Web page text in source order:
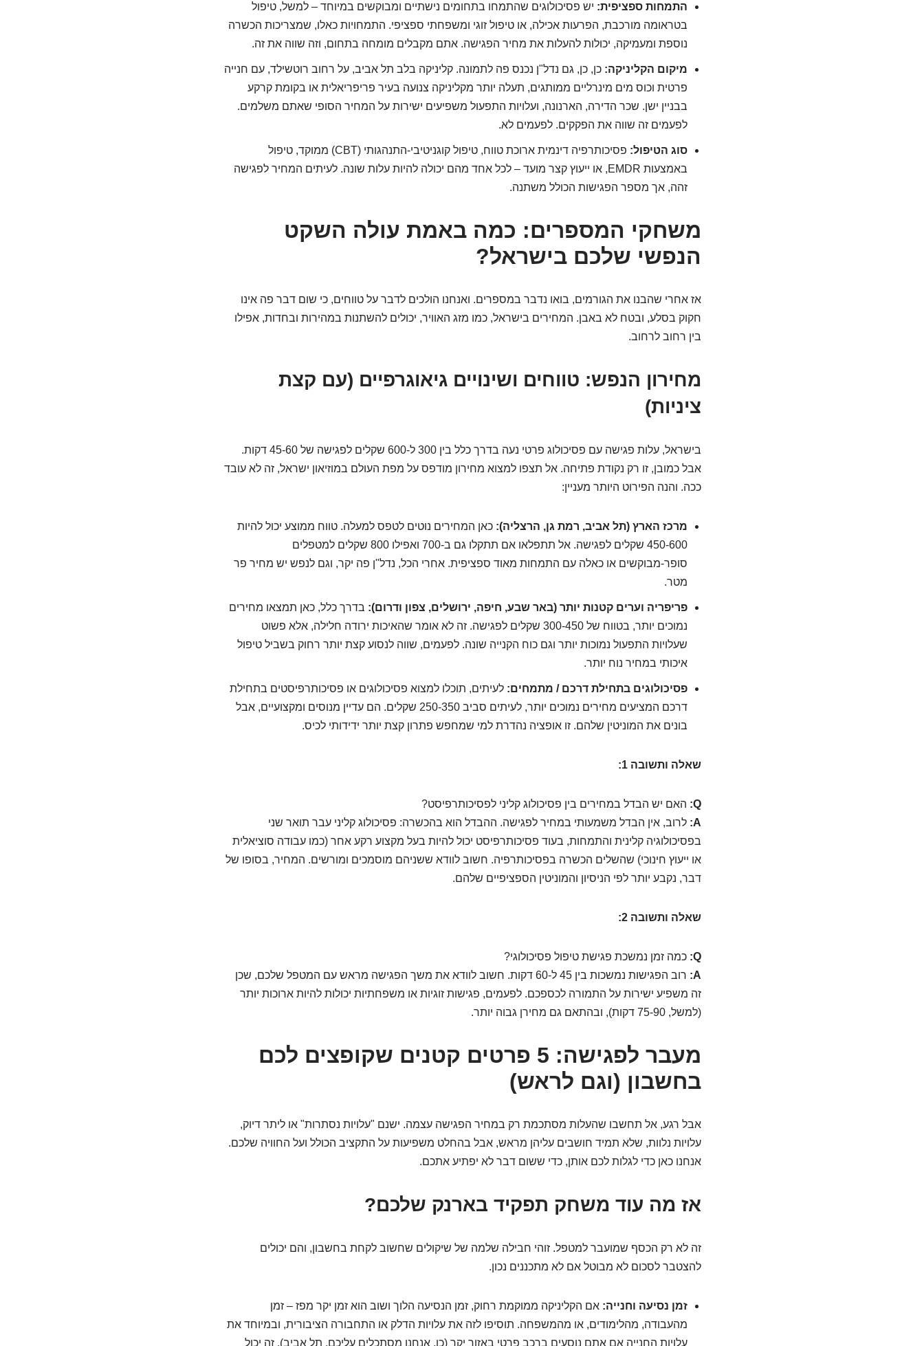
התמחות ספציפית: יש פסיכולוגים שהתמחו בתחומים נישתיים ומבוקשים במיוחד – למשל, טיפול
בטראומה מורכבת, הפרעות אכילה, או טיפול זוגי ומשפחתי ספציפי. התמחויות כאלו, שמצריכות הכשרה
נוספת ומעמיקה, יכולות להעלות את מחיר הפגישה. אתם מקבלים מומחה בתחום, וזה שווה את זה.
מיקום הקליניקה: כן, כן, גם נדל"ן נכנס פה לתמונה. קליניקה בלב תל אביב, על רחוב רוטשילד, עם חנייה
פרטית וכוס מים מינרליים ממותגים, תעלה יותר מקליניקה צנועה בעיר פריפריאלית או בקומת קרקע
בבניין ישן. שכר הדירה, הארנונה, ועלויות התפעול משפיעים ישירות על המחיר הסופי שאתם משלמים.
לפעמים זה שווה את הפקקים. לפעמים לא.
סוג הטיפול:
פסיכותרפיה דינמית ארוכת טווח, טיפול קוגניטיבי-התנהגותי (CBT) ממוקד, טיפול
באמצעות EMDR, או ייעוץ קצר מועד – לכל אחד מהם יכולה להיות עלות שונה. לעיתים המחיר לפגישה
זהה, אך מספר הפגישות הכולל משתנה.
משחקי המספרים: כמה באמת עולה השקט
הנפשי שלכם בישראל?
אז אחרי שהבנו את הגורמים, בואו נדבר במספרים. ואנחנו הולכים לדבר על טווחים, כי שום דבר פה אינו
חקוק בסלע, ובטח לא באבן. המחירים בישראל, כמו מזג האוויר, יכולים להשתנות במהירות ובחדות, אפילו
בין רחוב לרחוב.
מחירון הנפש: טווחים ושינויים גיאוגרפיים (עם קצת
ציניות)
בישראל, עלות פגישה עם פסיכולוג פרטי נעה בדרך כלל בין 300 ל-600 שקלים לפגישה של 45-60 דקות.
אבל כמובן, זו רק נקודת פתיחה. אל תצפו למצוא מחירון מודפס על מפת העולם במוזיאון ישראל, זה לא עובד
ככה. והנה הפירוט היותר מעניין:
מרכז הארץ (תל אביב, רמת גן, הרצליה): כאן המחירים נוטים לטפס למעלה. טווח ממוצע יכול להיות
450-600 שקלים לפגישה. אל תתפלאו אם תתקלו גם ב-700 ואפילו 800 שקלים למטפלים
סופר-מבוקשים או כאלה עם התמחות מאוד ספציפית. אחרי הכל, נדל"ן פה יקר, וגם לנפש יש מחיר פר
מטר.
פריפריה וערים קטנות יותר (באר שבע, חיפה, ירושלים, צפון ודרום): בדרך כלל, כאן תמצאו מחירים
נמוכים יותר, בטווח של 300-450 שקלים לפגישה. זה לא אומר שהאיכות ירודה חלילה, אלא פשוט
שעלויות התפעול נמוכות יותר וגם כוח הקנייה שונה. לפעמים, שווה לנסוע קצת יותר רחוק בשביל טיפול
איכותי במחיר נוח יותר.
פסיכולוגים בתחילת דרכם / מתמחים: לעיתים, תוכלו למצוא פסיכולוגים או פסיכותרפיסטים בתחילת
דרכם המציעים מחירים נמוכים יותר, לעיתים סביב 250-350 שקלים. הם עדיין מנוסים ומקצועיים, אבל
בונים את המוניטין שלהם. זו אופציה נהדרת למי שמחפש פתרון קצת יותר ידידותי לכיס.
שאלה ותשובה 1:
Q: האם יש הבדל במחירים בין פסיכולוג קליני לפסיכותרפיסט?
A: לרוב, אין הבדל משמעותי במחיר לפגישה. ההבדל הוא בהכשרה: פסיכולוג קליני עבר תואר שני
בפסיכולוגיה קלינית והתמחות, בעוד פסיכותרפיסט יכול להיות בעל מקצוע רקע אחר (כמו עבודה סוציאלית
או ייעוץ חינוכי) שהשלים הכשרה בפסיכותרפיה. חשוב לוודא ששניהם מוסמכים ומורשים. המחיר, בסופו של
דבר, נקבע יותר לפי הניסיון והמוניטין הספציפיים שלהם.
שאלה ותשובה 2:
Q: כמה זמן נמשכת פגישת טיפול פסיכולוגי?
A:
רוב הפגישות נמשכות בין 45 ל-60 דקות. חשוב לוודא את משך הפגישה מראש עם המטפל שלכם, שכן
זה משפיע ישירות על התמורה לכספכם. לפעמים, פגישות זוגיות או משפחתיות יכולות להיות ארוכות יותר
(למשל, 75-90 דקות), ובהתאם גם מחירן גבוה יותר.
מעבר לפגישה: 5 פרטים קטנים שקופצים לכם
בחשבון (וגם לראש)
אבל רגע, אל תחשבו שהעלות מסתכמת רק במחיר הפגישה עצמה. ישנם "עלויות נסתרות" או ליתר דיוק,
עלויות נלוות, שלא תמיד חושבים עליהן מראש, אבל בהחלט משפיעות על התקציב הכולל ועל החוויה שלכם.
אנחנו כאן כדי לגלות לכם אותן, כדי ששום דבר לא יפתיע אתכם.
אז מה עוד משחק תפקיד בארנק שלכם?
זה לא רק הכסף שמועבר למטפל. זוהי חבילה שלמה של שיקולים שחשוב לקחת בחשבון, והם יכולים
להצטבר לסכום לא מבוטל אם לא מתכננים נכון.
זמן נסיעה וחנייה: אם הקליניקה ממוקמת רחוק, זמן הנסיעה הלוך ושוב הוא זמן יקר מפז – זמן
מהעבודה, מהלימודים, או מהמשפחה. תוסיפו לזה את עלויות הדלק או התחבורה הציבורית, ובמיוחד את
עלויות החנייה אם אתם נוסעים ברכב פרטי באזור יקר (כן, אנחנו מסתכלים עליכם, תל אביב). זה יכול